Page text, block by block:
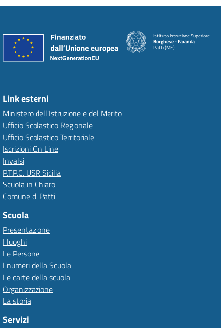
Istituto Istruzione Superiore
Borghese - Faranda
Patti (ME)
Link esterni
Ministero dell'Istruzione e del Merito
Ufficio Scolastico Regionale
Ufficio Scolastico Territoriale
Iscrizioni On Line
Invalsi
P.T.P.C. USR Sicilia
Scuola in Chiaro
Comune di Patti
Scuola
Presentazione
I luoghi
Le Persone
I numeri della Scuola
Le carte della scuola
Organizzazione
La storia
Servizi